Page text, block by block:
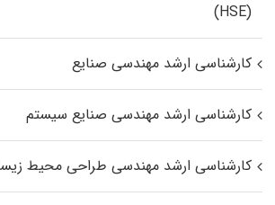
(HSE)
کارشناسی ارشد مهندسی صنایع
کارشناسی ارشد مهندسی صنایع سیستم
کارشناسی ارشد مهندسی طراحی محیط